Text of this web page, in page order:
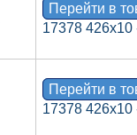
Перейти в
17378 426х10
Перейти в
17378 426х10